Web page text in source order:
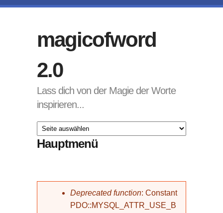
magicofword
2.0
Lass dich von der Magie der Worte
inspirieren...
Hauptmenü
Fehlermeldung
Deprecated function: Constant
PDO::MYSQL_ATTR_USE_B